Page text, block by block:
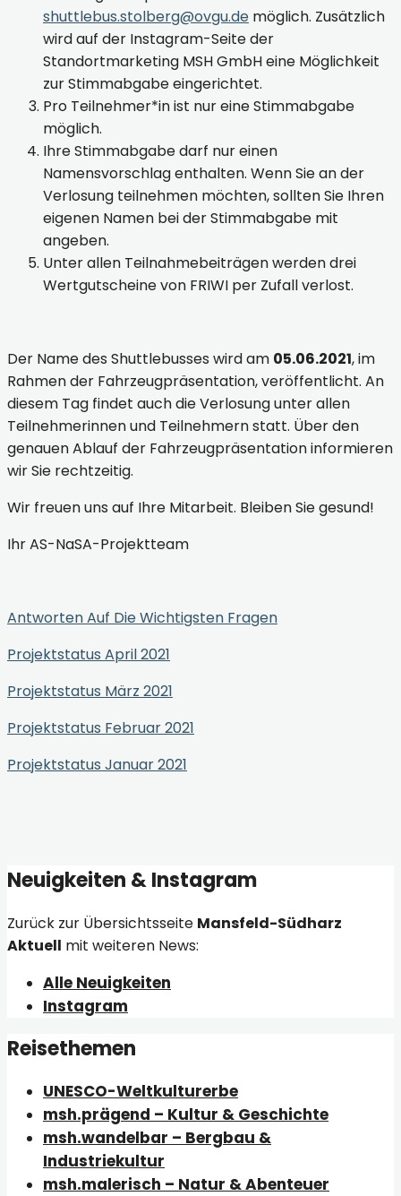
shuttlebus.stolberg@ovgu.de möglich. Zusätzlich
wird auf der Instagram-Seite der
Standortmarketing MSH GmbH eine Möglichkeit
zur Stimmabgabe eingerichtet.
Pro Teilnehmer*in ist nur eine Stimmabgabe
möglich.
Ihre Stimmabgabe darf nur einen
Namensvorschlag enthalten. Wenn Sie an der
Verlosung teilnehmen möchten, sollten Sie Ihren
eigenen Namen bei der Stimmabgabe mit
angeben.
Unter allen Teilnahmebeiträgen werden drei
Wertgutscheine von FRIWI per Zufall verlost.
Der Name des Shuttlebusses wird am 05.06.2021, im
Rahmen der Fahrzeugpräsentation, veröffentlicht. An
diesem Tag findet auch die Verlosung unter allen
Teilnehmerinnen und Teilnehmern statt. Über den
genauen Ablauf der Fahrzeugpräsentation informieren
wir Sie rechtzeitig.
Wir freuen uns auf Ihre Mitarbeit. Bleiben Sie gesund!
Ihr AS-NaSA-Projektteam
Antworten Auf Die Wichtigsten Fragen
Projektstatus April 2021
Projektstatus März 2021
Projektstatus Februar 2021
Projektstatus Januar 2021
Neuigkeiten & Instagram
Zurück zur Übersichtsseite Mansfeld-Südharz
Aktuell mit weiteren News:
Alle Neuigkeiten
Instagram
Reisethemen
UNESCO-Weltkulturerbe
msh.prägend – Kultur & Geschichte
msh.wandelbar – Bergbau &
Industriekultur
msh.malerisch – Natur & Abenteuer